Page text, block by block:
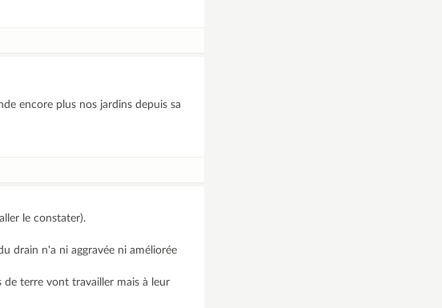
encore plus nos jardins depuis sa
le constater).
drain n'a ni aggravée ni améliorée
de terre vont travailler mais à leur